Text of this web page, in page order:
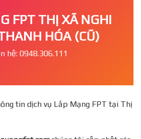
FPT THỊ XÃ NGHI
HÓA (CŨ)
hệ: 0948.306.111
tin dịch vụ Lắp Mạng FPT tại Thị